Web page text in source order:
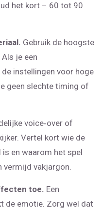
het kort – 60 tot 90
Gebruik de hoogste
je een
de instellingen voor hoge
geen slechte timing of
voice‑over of
Vertel kort wie de
en waarom het spel
vermijd vakjargon.
toe. Een
de emotie. Zorg wel dat